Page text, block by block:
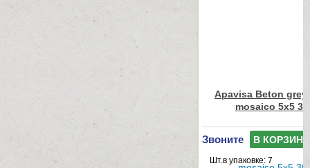
Apavisa Beton
mosaico 5x5
Звоните В КОРЗИНУ
Шт.в упаковке: 7